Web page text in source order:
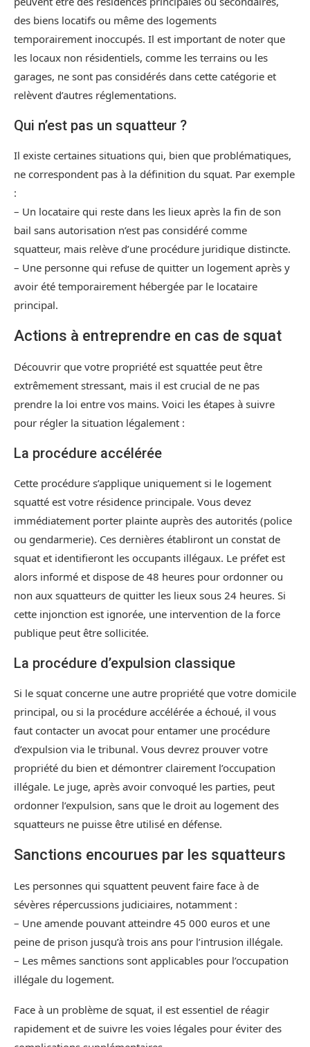
des biens locatifs ou même des logements
temporairement inoccupés. Il est important de noter que
les locaux non résidentiels, comme les terrains ou les
garages, ne sont pas considérés dans cette catégorie et
relèvent d’autres réglementations.
Qui n’est pas un squatteur ?
Il existe certaines situations qui, bien que problématiques,
ne correspondent pas à la définition du squat. Par exemple
:
– Un locataire qui reste dans les lieux après la fin de son
bail sans autorisation n’est pas considéré comme
squatteur, mais relève d’une procédure juridique distincte.
– Une personne qui refuse de quitter un logement après y
avoir été temporairement hébergée par le locataire
principal.
Actions à entreprendre en cas de squat
Découvrir que votre propriété est squattée peut être
extrêmement stressant, mais il est crucial de ne pas
prendre la loi entre vos mains. Voici les étapes à suivre
pour régler la situation légalement :
La procédure accélérée
Cette procédure s’applique uniquement si le logement
squatté est votre résidence principale. Vous devez
immédiatement porter plainte auprès des autorités (police
ou gendarmerie). Ces dernières établiront un constat de
squat et identifieront les occupants illégaux. Le préfet est
alors informé et dispose de 48 heures pour ordonner ou
non aux squatteurs de quitter les lieux sous 24 heures. Si
cette injonction est ignorée, une intervention de la force
publique peut être sollicitée.
La procédure d’expulsion classique
Si le squat concerne une autre propriété que votre domicile
principal, ou si la procédure accélérée a échoué, il vous
faut contacter un avocat pour entamer une procédure
d’expulsion via le tribunal. Vous devrez prouver votre
propriété du bien et démontrer clairement l’occupation
illégale. Le juge, après avoir convoqué les parties, peut
ordonner l’expulsion, sans que le droit au logement des
squatteurs ne puisse être utilisé en défense.
Sanctions encourues par les squatteurs
Les personnes qui squattent peuvent faire face à de
sévères répercussions judiciaires, notamment :
– Une amende pouvant atteindre 45 000 euros et une
peine de prison jusqu’à trois ans pour l’intrusion illégale.
– Les mêmes sanctions sont applicables pour l’occupation
illégale du logement.
Face à un problème de squat, il est essentiel de réagir
rapidement et de suivre les voies légales pour éviter des